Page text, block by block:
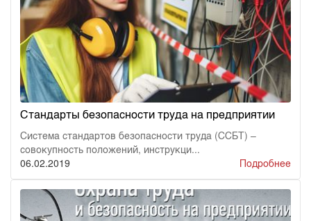
Стандарты безопасности труда на предприятии
Система стандартов безопасности труда (ССБТ) –
совокупность положений, инструкци...
06.02.2019
Подробнее